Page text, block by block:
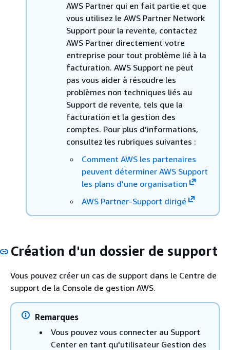
AWS Partner qui en fait partie et que
vous utilisez le AWS Partner Network
Support pour la revente, contactez
AWS Partner directement votre
entreprise pour tout problème lié à la
facturation. AWS Support ne peut
pas vous aider à résoudre les
problèmes non techniques liés au
Support de revente, tels que la
facturation et la gestion des
comptes. Pour plus d’informations,
consultez les rubriques suivantes :
Comment AWS les partenaires
peuvent déterminer AWS Support
les plans d'une organisation
AWS Partner-Support dirigé
Création d'un dossier de support
Vous pouvez créer un cas de support dans le Centre de
support de la Console de gestion AWS.
Remarques
Vous pouvez vous connecter au Support
Center en tant qu'utilisateur Gestion des